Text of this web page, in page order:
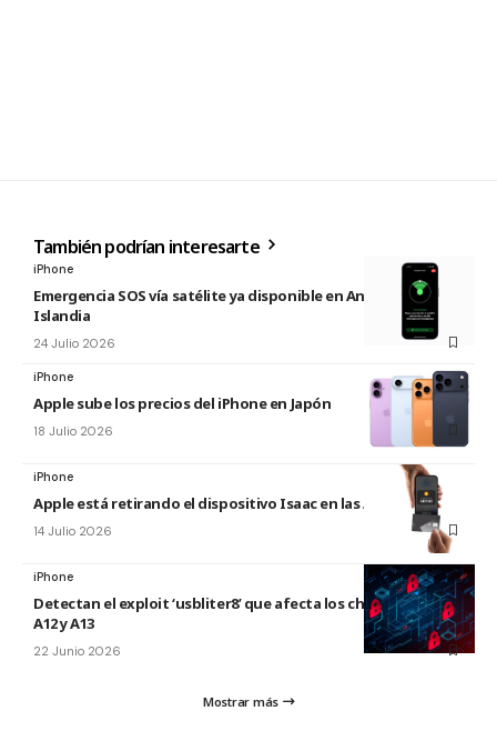
También podrían interesarte
iPhone
Emergencia SOS vía satélite ya disponible en Andorra e
Islandia
24 Julio 2026
iPhone
Apple sube los precios del iPhone en Japón
18 Julio 2026
iPhone
Apple está retirando el dispositivo Isaac en las Apple Store
14 Julio 2026
iPhone
Detectan el exploit ‘usbliter8’ que afecta los chips de Apple
A12 y A13
22 Junio 2026
Mostrar más